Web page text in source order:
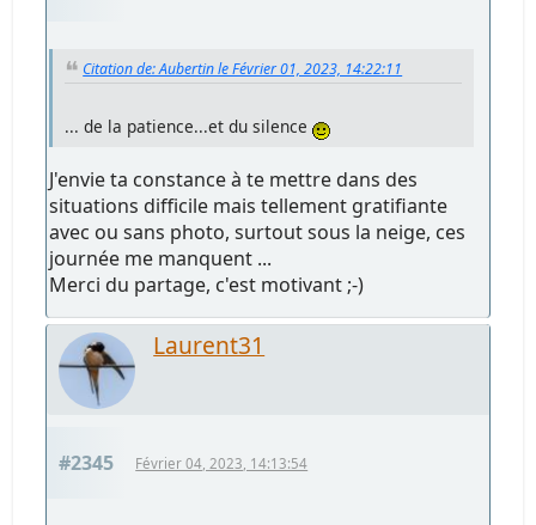
Citation de: Aubertin le Février 01, 2023, 14:22:11
... de la patience...et du silence
J'envie ta constance à te mettre dans des
situations difficile mais tellement gratifiante
avec ou sans photo, surtout sous la neige, ces
journée me manquent ...
Merci du partage, c'est motivant ;-)
Laurent31
#2345 Février 04, 2023, 14:13:54